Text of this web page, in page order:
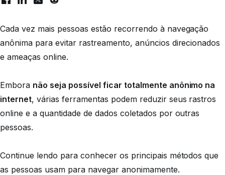
Cada vez mais pessoas estão recorrendo à navegação
anônima para evitar rastreamento, anúncios direcionados
e ameaças online.
Embora não seja possível ficar totalmente anônimo na
internet, várias ferramentas podem reduzir seus rastros
online e a quantidade de dados coletados por outras
pessoas.
Continue lendo para conhecer os principais métodos que
as pessoas usam para navegar anonimamente.